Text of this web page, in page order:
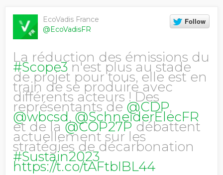
EcoVadis France
@EcoVadisFR
La réduction des émissions du
#Scope3n'est plus au stade
de projet pour tous, elle est en
train de se produire avec
différents acteurs ! Des
représentants de @CDP,
@wbcsd,@SchneiderElecFR
et de la@COP27P débattent
actuellement sur les
stratégies de décarbonation
#Sustain2023
https://t.co/tAFtbIBL44